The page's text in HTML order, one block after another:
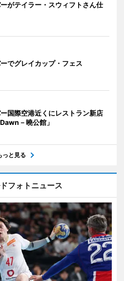
がテイラー・スウィフトさん仕
でグレイカップ・フェス
国際空港近くにレストラン新店
－曉公館」
っと見る
フォトニュース